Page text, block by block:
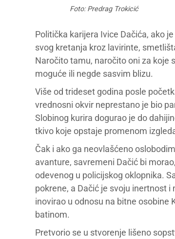
Foto: Predrag Trokicić
Politička karijera Ivice Dačića, ako
svog kretanja kroz lavirinte,
Naročito tamu, naročito oni za koje
moguće ili negde sasvim blizu.
Više od trideset godina posle
vrednosni okvir neprestano je bio
Slobinog kurira dogurao je do
tkivo koje opstaje promenom
Čak i ako ga neovlašćeno
avanture, savremeni Dačić bi
odevenog u policijskog oklopnika.
pokrene, a Dačić je svoju inertnost
inovirao u odnosu na bitne osobine
batinom.
Pretvorio se u stvorenje lišeno